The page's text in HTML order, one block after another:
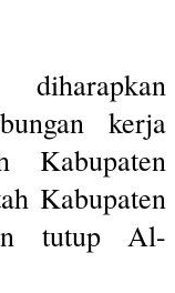
kerja
Kabupaten
Kabupaten
tutup Al-